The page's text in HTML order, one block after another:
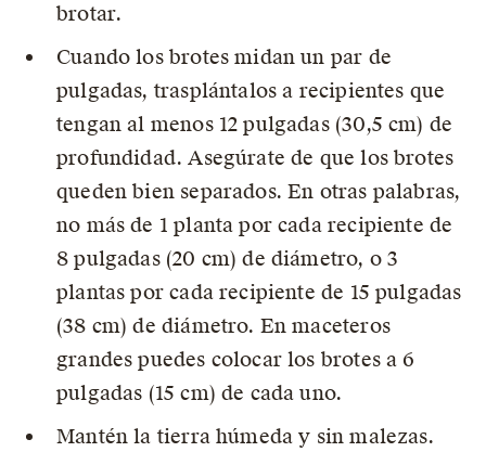
brotar.
Cuando los brotes midan un par de
pulgadas, trasplántalos a recipientes que
tengan al menos 12 pulgadas (30,5 cm) de
profundidad. Asegúrate de que los brotes
queden bien separados. En otras palabras,
no más de 1 planta por cada recipiente de
8 pulgadas (20 cm) de diámetro, o 3
plantas por cada recipiente de 15 pulgadas
(38 cm) de diámetro. En maceteros
grandes puedes colocar los brotes a 6
pulgadas (15 cm) de cada uno.
Mantén la tierra húmeda y sin malezas.